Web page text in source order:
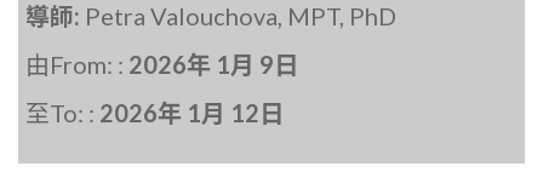
導師: Petra Valouchova, MPT, PhD
由From: : 2026年 1月 9日
至To: : 2026年 1月 12日